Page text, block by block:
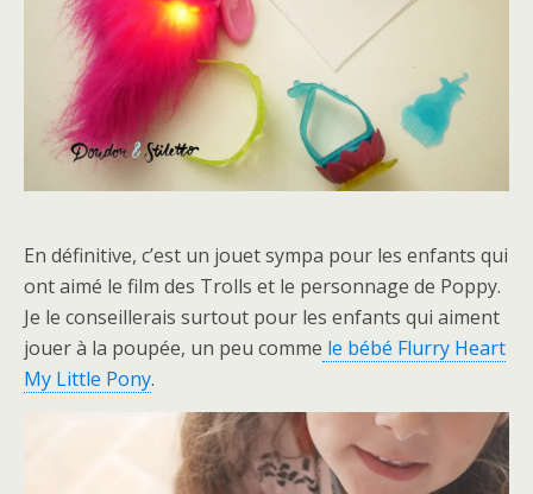
En définitive, c’est un jouet sympa pour les enfants qui
ont aimé le film des Trolls et le personnage de Poppy.
Je le conseillerais surtout pour les enfants qui aiment
jouer à la poupée, un peu comme le bébé Flurry Heart
My Little Pony.